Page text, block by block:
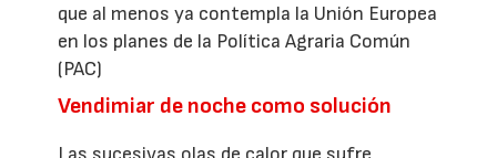
que al menos ya contempla la Unión Europea
en los planes de la Política Agraria Común
(PAC)
Vendimiar de noche como solución